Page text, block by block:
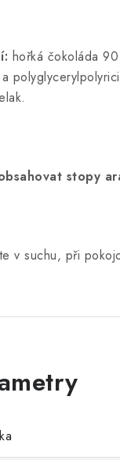
hořká čokoláda
stopy
v suchu, při